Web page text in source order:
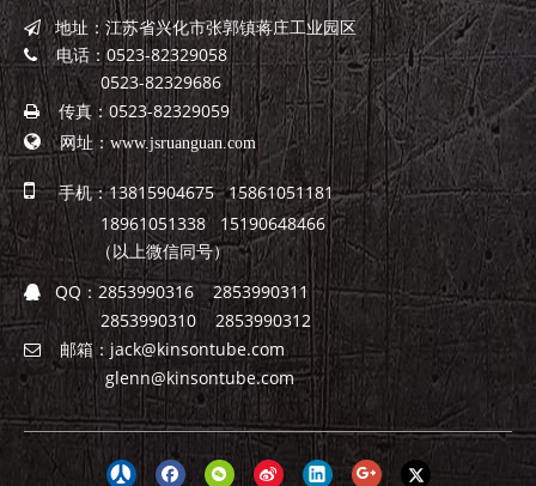
地址：江苏省兴化市张郭镇蒋庄工业园区
电话：0523-82329058
0523-82329686
 传真：0523-82329059
 网址：www.jsruanguan.com

手机：13815904675 15861051181
18961051338 15190648466
（以上微信同号）
 QQ：2853990316 2853990311
2853990310 2853990312
 邮箱： jack@kinsontube.com
glenn@kinsontube.com